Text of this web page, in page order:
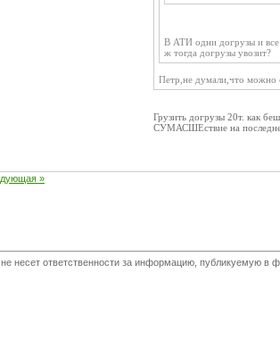
В АТИ одни догрузы и все
ж тогда догрузы увозит?
Петр,не думали,что можно
Грузить догрузы 20т. как
СУМАСШЕствие на
»
несет ответственности за информацию, публикуемую